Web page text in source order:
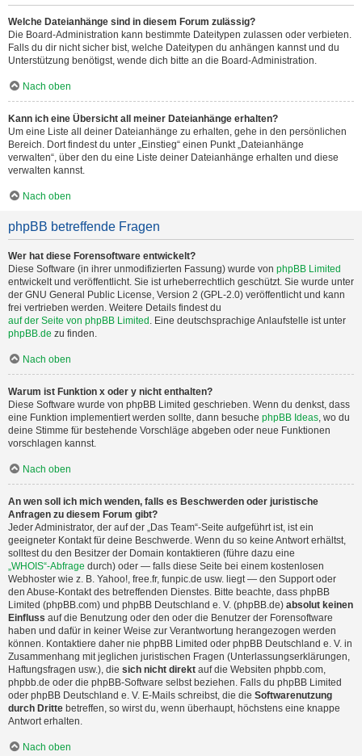
Welche Dateianhänge sind in diesem Forum zulässig?
Die Board-Administration kann bestimmte Dateitypen zulassen oder verbieten.
Falls du dir nicht sicher bist, welche Dateitypen du anhängen kannst und du
Unterstützung benötigst, wende dich bitte an die Board-Administration.
Nach oben
Kann ich eine Übersicht all meiner Dateianhänge erhalten?
Um eine Liste all deiner Dateianhänge zu erhalten, gehe in den persönlichen
Bereich. Dort findest du unter „Einstieg“ einen Punkt „Dateianhänge
verwalten“, über den du eine Liste deiner Dateianhänge erhalten und diese
verwalten kannst.
Nach oben
phpBB betreffende Fragen
Wer hat diese Forensoftware entwickelt?
Diese Software (in ihrer unmodifizierten Fassung) wurde von phpBB Limited
entwickelt und veröffentlicht. Sie ist urheberrechtlich geschützt. Sie wurde unter
der GNU General Public License, Version 2 (GPL-2.0) veröffentlicht und kann
frei vertrieben werden. Weitere Details findest du
auf der Seite von phpBB Limited . Eine deutschsprachige Anlaufstelle ist unter
phpBB.de zu finden.
Nach oben
Warum ist Funktion x oder y nicht enthalten?
Diese Software wurde von phpBB Limited geschrieben. Wenn du denkst, dass
eine Funktion implementiert werden sollte, dann besuche phpBB Ideas, wo du
deine Stimme für bestehende Vorschläge abgeben oder neue Funktionen
vorschlagen kannst.
Nach oben
An wen soll ich mich wenden, falls es Beschwerden oder juristische
Anfragen zu diesem Forum gibt?
Jeder Administrator, der auf der „Das Team“-Seite aufgeführt ist, ist ein
geeigneter Kontakt für deine Beschwerde. Wenn du so keine Antwort erhältst,
solltest du den Besitzer der Domain kontaktieren (führe dazu eine
„WHOIS“-Abfrage durch) oder — falls diese Seite bei einem kostenlosen
Webhoster wie z. B. Yahoo!, free.fr, funpic.de usw. liegt — den Support oder
den Abuse-Kontakt des betreffenden Dienstes. Bitte beachte, dass phpBB
Limited (phpBB.com) und phpBB Deutschland e. V. (phpBB.de) absolut keinen
Einfluss auf die Benutzung oder den oder die Benutzer der Forensoftware
haben und dafür in keiner Weise zur Verantwortung herangezogen werden
können. Kontaktiere daher nie phpBB Limited oder phpBB Deutschland e. V. in
Zusammenhang mit jeglichen juristischen Fragen (Unterlassungserklärungen,
Haftungsfragen usw.), die sich nicht direkt auf die Websiten phpbb.com,
phpbb.de oder die phpBB-Software selbst beziehen. Falls du phpBB Limited
oder phpBB Deutschland e. V. E-Mails schreibst, die die Softwarenutzung
durch Dritte betreffen, so wirst du, wenn überhaupt, höchstens eine knappe
Antwort erhalten.
Nach oben